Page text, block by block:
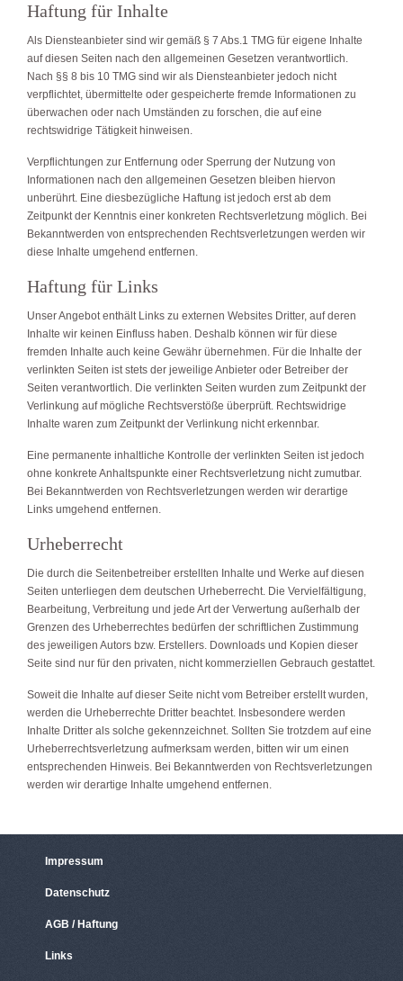
Haftung für Inhalte
Als Diensteanbieter sind wir gemäß § 7 Abs.1 TMG für eigene Inhalte
auf diesen Seiten nach den allgemeinen Gesetzen verantwortlich.
Nach §§ 8 bis 10 TMG sind wir als Diensteanbieter jedoch nicht
verpflichtet, übermittelte oder gespeicherte fremde Informationen zu
überwachen oder nach Umständen zu forschen, die auf eine
rechtswidrige Tätigkeit hinweisen.
Verpflichtungen zur Entfernung oder Sperrung der Nutzung von
Informationen nach den allgemeinen Gesetzen bleiben hiervon
unberührt. Eine diesbezügliche Haftung ist jedoch erst ab dem
Zeitpunkt der Kenntnis einer konkreten Rechtsverletzung möglich. Bei
Bekanntwerden von entsprechenden Rechtsverletzungen werden wir
diese Inhalte umgehend entfernen.
Haftung für Links
Unser Angebot enthält Links zu externen Websites Dritter, auf deren
Inhalte wir keinen Einfluss haben. Deshalb können wir für diese
fremden Inhalte auch keine Gewähr übernehmen. Für die Inhalte der
verlinkten Seiten ist stets der jeweilige Anbieter oder Betreiber der
Seiten verantwortlich. Die verlinkten Seiten wurden zum Zeitpunkt der
Verlinkung auf mögliche Rechtsverstöße überprüft. Rechtswidrige
Inhalte waren zum Zeitpunkt der Verlinkung nicht erkennbar.
Eine permanente inhaltliche Kontrolle der verlinkten Seiten ist jedoch
ohne konkrete Anhaltspunkte einer Rechtsverletzung nicht zumutbar.
Bei Bekanntwerden von Rechtsverletzungen werden wir derartige
Links umgehend entfernen.
Urheberrecht
Die durch die Seitenbetreiber erstellten Inhalte und Werke auf diesen
Seiten unterliegen dem deutschen Urheberrecht. Die Vervielfältigung,
Bearbeitung, Verbreitung und jede Art der Verwertung außerhalb der
Grenzen des Urheberrechtes bedürfen der schriftlichen Zustimmung
des jeweiligen Autors bzw. Erstellers. Downloads und Kopien dieser
Seite sind nur für den privaten, nicht kommerziellen Gebrauch gestattet.
Soweit die Inhalte auf dieser Seite nicht vom Betreiber erstellt wurden,
werden die Urheberrechte Dritter beachtet. Insbesondere werden
Inhalte Dritter als solche gekennzeichnet. Sollten Sie trotzdem auf eine
Urheberrechtsverletzung aufmerksam werden, bitten wir um einen
entsprechenden Hinweis. Bei Bekanntwerden von Rechtsverletzungen
werden wir derartige Inhalte umgehend entfernen.
Impressum
Datenschutz
AGB / Haftung
Links